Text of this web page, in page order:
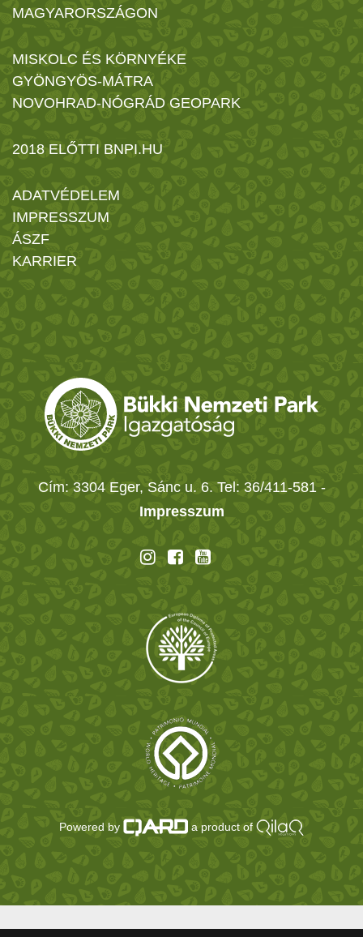
MAGYARORSZÁGON
MISKOLC ÉS KÖRNYÉKE
GYÖNGYÖS-MÁTRA
NOVOHRAD-NÓGRÁD GEOPARK
2018 ELŐTTI BNPI.HU
ADATVÉDELEM
IMPRESSZUM
ÁSZF
KARRIER
Cím: 3304 Eger, Sánc u. 6. Tel: 36/411-581 -
Impresszum
Powered by a product of